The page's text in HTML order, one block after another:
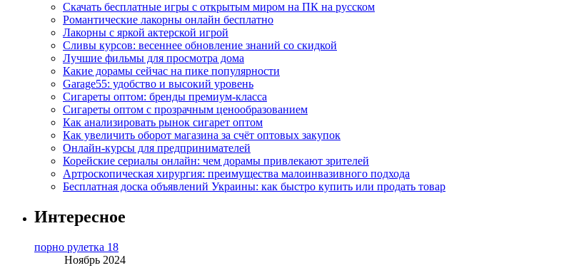
Скачать бесплатные игры с открытым миром на ПК на русском
Романтические лакорны онлайн бесплатно
Лакорны с яркой актерской игрой
Сливы курсов: весеннее обновление знаний со скидкой
Лучшие фильмы для просмотра дома
Какие дорамы сейчас на пике популярности
Garage55: удобство и высокий уровень
Сигареты оптом: бренды премиум-класса
Сигареты оптом с прозрачным ценообразованием
Как анализировать рынок сигарет оптом
Как увеличить оборот магазина за счёт оптовых закупок
Онлайн-курсы для предпринимателей
Корейские сериалы онлайн: чем дорамы привлекают зрителей
Артроскопическая хирургия: преимущества малоинвазивного подхода
Бесплатная доска объявлений Украины: как быстро купить или продать товар
Интересное
порно рулетка 18
Ноябрь 2024